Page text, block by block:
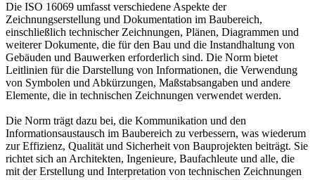
Die ISO 16069 umfasst verschiedene Aspekte der
Zeichnungserstellung und Dokumentation im Baubereich,
einschließlich technischer Zeichnungen, Plänen, Diagrammen und
weiterer Dokumente, die für den Bau und die Instandhaltung von
Gebäuden und Bauwerken erforderlich sind. Die Norm bietet
Leitlinien für die Darstellung von Informationen, die Verwendung
von Symbolen und Abkürzungen, Maßstabsangaben und andere
Elemente, die in technischen Zeichnungen verwendet werden.
Die Norm trägt dazu bei, die Kommunikation und den
Informationsaustausch im Baubereich zu verbessern, was wiederum
zur Effizienz, Qualität und Sicherheit von Bauprojekten beiträgt. Sie
richtet sich an Architekten, Ingenieure, Baufachleute und alle, die
mit der Erstellung und Interpretation von technischen Zeichnungen